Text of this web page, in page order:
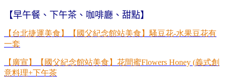
【早午餐、 下午茶、咖啡廳、甜點】
【台北捷運美食】【國父紀念館站美食】騷豆花-水果豆花有
一套
【廣宣】【國父紀念館站美食】花間蜜Flowers Honey (義式創
意料理+下午茶